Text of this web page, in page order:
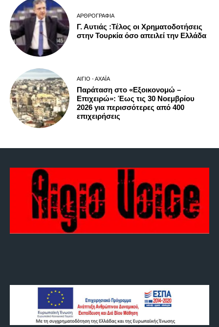
ΑΡΘΡΟΓΡΑΦΊΑ
Γ. Αυτιάς :Τέλος οι Χρηματοδοτήσεις
στην Τουρκία όσο απειλεί την Ελλάδα
ΑΊΓΙΟ - ΑΧΑΪ́Α
Παράταση στο «Εξοικονομώ –
Επιχειρώ»: Έως τις 30 Νοεμβρίου
2026 για περισσότερες από 400
επιχειρήσεις